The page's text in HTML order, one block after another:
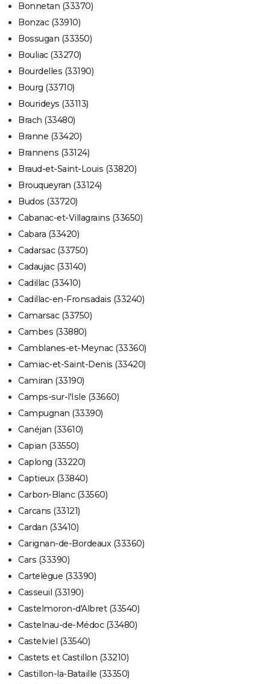
Bonnetan (33370)
Bonzac (33910)
Bossugan (33350)
Bouliac (33270)
Bourdelles (33190)
Bourg (33710)
Bourideys (33113)
Brach (33480)
Branne (33420)
Brannens (33124)
Braud-et-Saint-Louis (33820)
Brouqueyran (33124)
Budos (33720)
Cabanac-et-Villagrains (33650)
Cabara (33420)
Cadarsac (33750)
Cadaujac (33140)
Cadillac (33410)
Cadillac-en-Fronsadais (33240)
Camarsac (33750)
Cambes (33880)
Camblanes-et-Meynac (33360)
Camiac-et-Saint-Denis (33420)
Camiran (33190)
Camps-sur-l'Isle (33660)
Campugnan (33390)
Canéjan (33610)
Capian (33550)
Caplong (33220)
Captieux (33840)
Carbon-Blanc (33560)
Carcans (33121)
Cardan (33410)
Carignan-de-Bordeaux (33360)
Cars (33390)
Cartelègue (33390)
Casseuil (33190)
Castelmoron-d'Albret (33540)
Castelnau-de-Médoc (33480)
Castelviel (33540)
Castets et Castillon (33210)
Castillon-la-Bataille (33350)